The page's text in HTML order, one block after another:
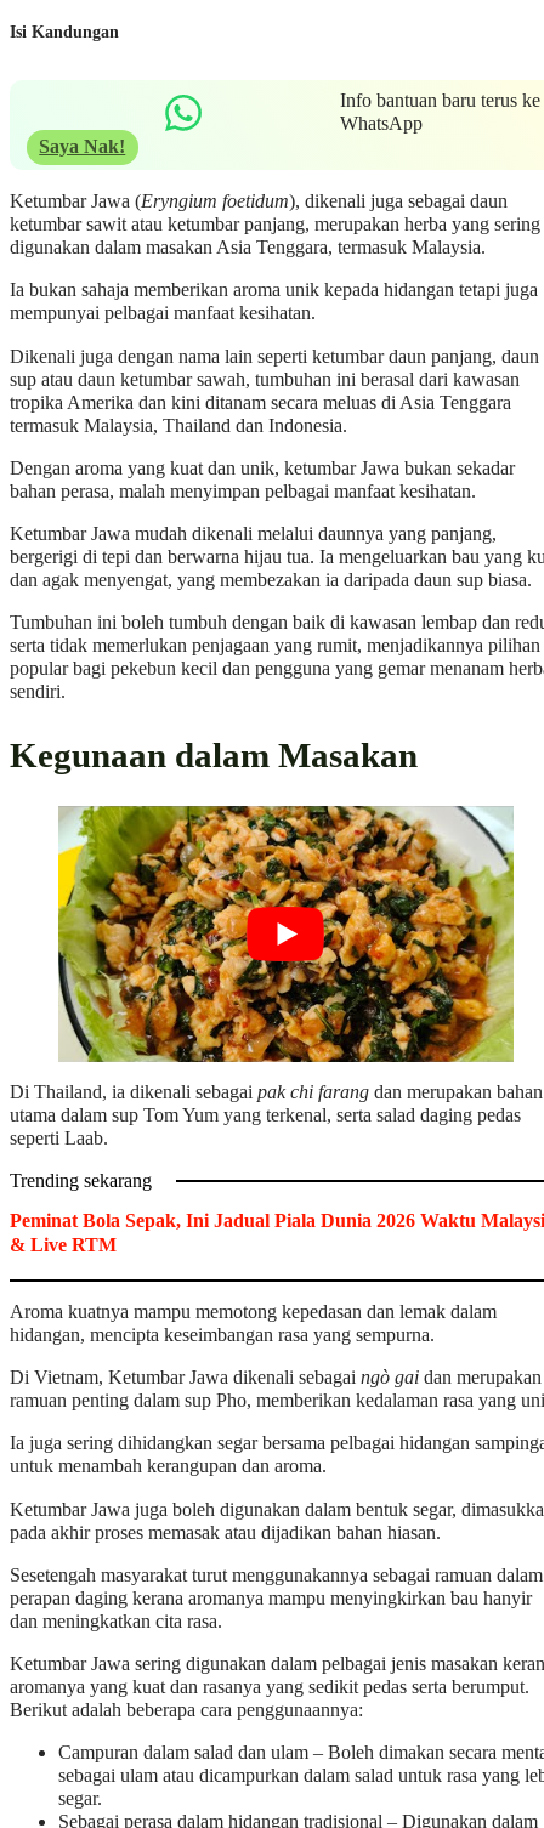
Isi Kandungan
Info bantuan baru terus ke
WhatsApp
Saya Nak!
Ketumbar Jawa (Eryngium foetidum), dikenali juga sebagai daun
ketumbar sawit atau ketumbar panjang, merupakan herba yang sering
digunakan dalam masakan Asia Tenggara, termasuk Malaysia.
Ia bukan sahaja memberikan aroma unik kepada hidangan tetapi juga
mempunyai pelbagai manfaat kesihatan.
Dikenali juga dengan nama lain seperti ketumbar daun panjang, daun
sup atau daun ketumbar sawah, tumbuhan ini berasal dari kawasan
tropika Amerika dan kini ditanam secara meluas di Asia Tenggara
termasuk Malaysia, Thailand dan Indonesia.
Dengan aroma yang kuat dan unik, ketumbar Jawa bukan sekadar
bahan perasa, malah menyimpan pelbagai manfaat kesihatan.
Ketumbar Jawa mudah dikenali melalui daunnya yang panjang,
bergerigi di tepi dan berwarna hijau tua. Ia mengeluarkan bau yang
dan agak menyengat, yang membezakan ia daripada daun sup biasa.
Tumbuhan ini boleh tumbuh dengan baik di kawasan lembap dan
serta tidak memerlukan penjagaan yang rumit, menjadikannya pilihan
popular bagi pekebun kecil dan pengguna yang gemar menanam
sendiri.
Kegunaan dalam Masakan
Di Thailand, ia dikenali sebagai pak chi farang dan merupakan bahan
utama dalam sup Tom Yum yang terkenal, serta salad daging pedas
seperti Laab.
Trending sekarang
Peminat Bola Sepak, Ini Jadual Piala Dunia 2026 Waktu
& Live RTM
Aroma kuatnya mampu memotong kepedasan dan lemak dalam
hidangan, mencipta keseimbangan rasa yang sempurna.
Di Vietnam, Ketumbar Jawa dikenali sebagai ngò gai dan merupakan
ramuan penting dalam sup Pho, memberikan kedalaman rasa yang
Ia juga sering dihidangkan segar bersama pelbagai hidangan
untuk menambah kerangupan dan aroma.
Ketumbar Jawa juga boleh digunakan dalam bentuk segar,
pada akhir proses memasak atau dijadikan bahan hiasan.
Sesetengah masyarakat turut menggunakannya sebagai ramuan dalam
perapan daging kerana aromanya mampu menyingkirkan bau hanyir
dan meningkatkan cita rasa.
Ketumbar Jawa sering digunakan dalam pelbagai jenis masakan
aromanya yang kuat dan rasanya yang sedikit pedas serta berumput.
Berikut adalah beberapa cara penggunaannya:
Campuran dalam salad dan ulam – Boleh dimakan secara
sebagai ulam atau dicampurkan dalam salad untuk rasa yang
segar.
Sebagai perasa dalam hidangan tradisional – Digunakan dalam